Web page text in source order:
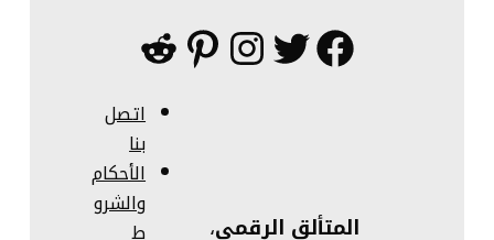
فيسبوك
تويترإنستجرام
بينتريست
ريديت
المتألق الرقمي،
اتصل
بنا
الأحكام
والشرو
ط